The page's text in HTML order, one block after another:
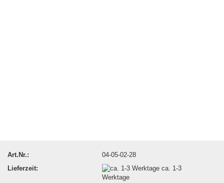
Art.Nr.:
04-05-02-28
Lieferzeit:
ca. 1-3
Werktage